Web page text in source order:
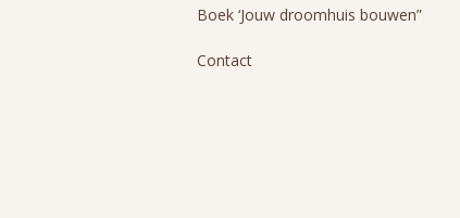
Boek ‘Jouw droomhuis bouwen”
Contact